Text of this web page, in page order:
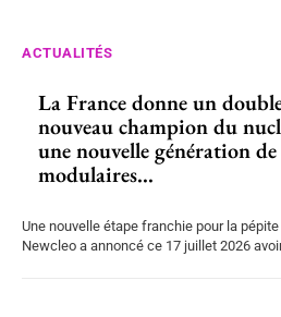
ACTUALITÉS
La France donne un
nouveau champion du
une nouvelle génération
modulaires...
Une nouvelle étape franchie pour la
Newcleo a annoncé ce 17 juillet 2026